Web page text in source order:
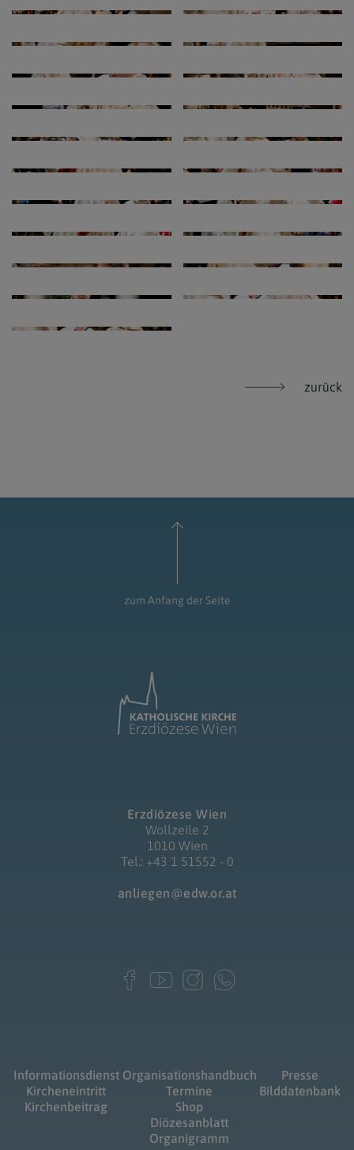
zurück
zum Anfang der Seite
Erzdiözese Wien
Wollzeile 2
1010 Wien
Tel.: +43 1 51552 - 0
anliegen@edw.or.at
Informationsdienst
Kircheneintritt
Kirchenbeitrag
Organisationshandbuch
Termine
Shop
Diözesanblatt
Organigramm
Presse
Bilddatenbank